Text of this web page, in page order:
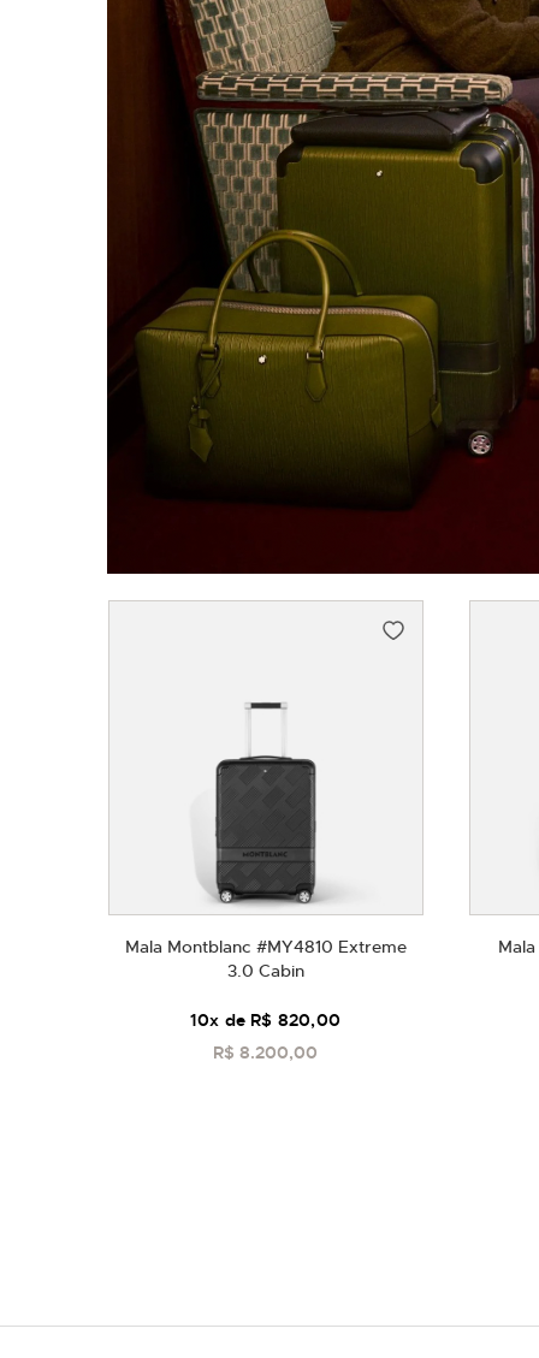
COMPRAR
Mala Montblanc #MY4810 Extreme
3.0 Cabin
R$ 8.200,00
10x de R$ 820,00